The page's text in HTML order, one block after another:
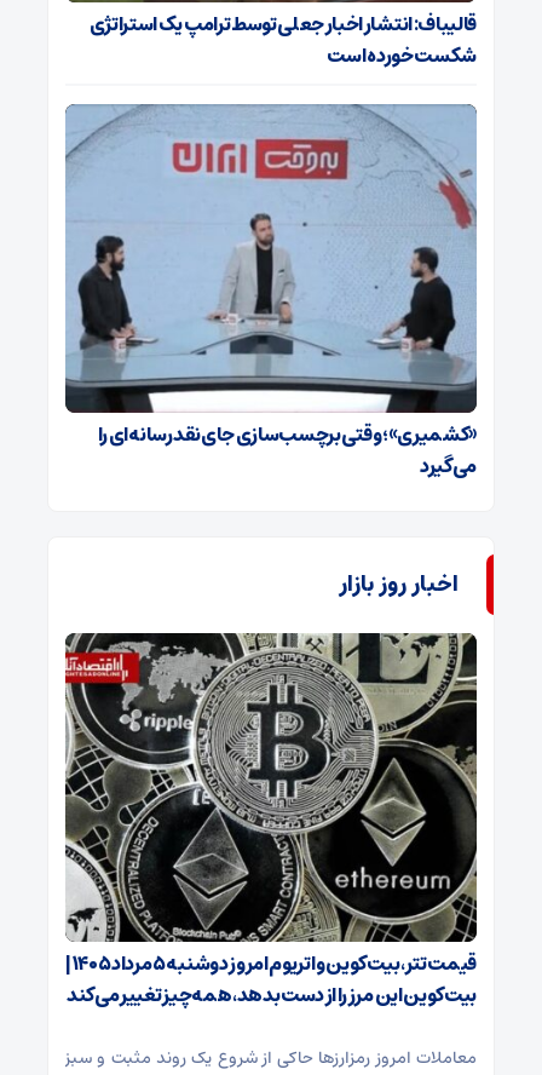
قالیباف: انتشار اخبار جعلی توسط ترامپ یک استراتژی
شکست خورده است
«کشمیری»؛ وقتی برچسب‌سازی جای نقد رسانه‌ای را
می‌گیرد
اخبار روز بازار
قیمت تتر، بیت‌کوین و اتریوم امروز دوشنبه ۵ مرداد ۱۴۰۵ |
بیت‌کوین این مرز را از دست بدهد، همه‌چیز تغییر می‌کند
معاملات امروز رمزارز‌ها حاکی از شروع یک روند مثبت و سبز